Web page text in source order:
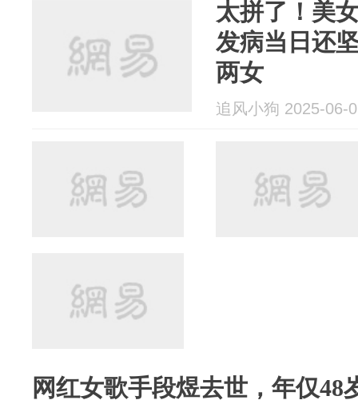
太拼了！美
发病当日还
两女
追风小狗 2025-06-
网红女歌手段煜去世，年仅48